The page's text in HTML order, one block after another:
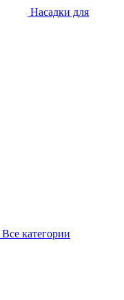
Насадки для
Все категории